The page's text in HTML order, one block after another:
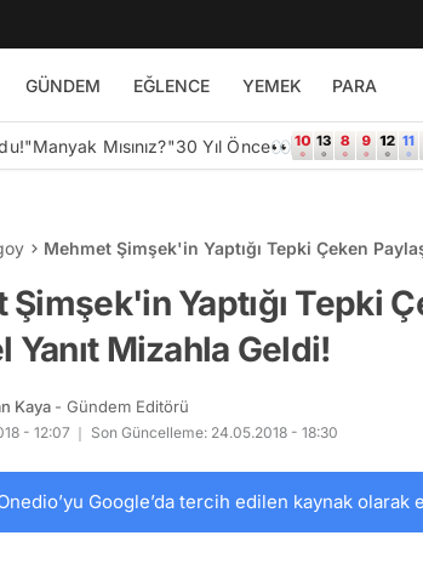
GÜNDEM EĞLENCE YEMEK PARA
"Manyak Mısınız?"30 Yıl Önce👀
Mehmet Şimşek'in Yaptığı Tepki Çeken
Yaptığı Tepki
Yanıt Mizahla Geldi!
Kaya - Gündem Editörü
- 12:07 Son Güncelleme: 24.05.2018 - 18:30
Google’da tercih edilen kaynak olarak